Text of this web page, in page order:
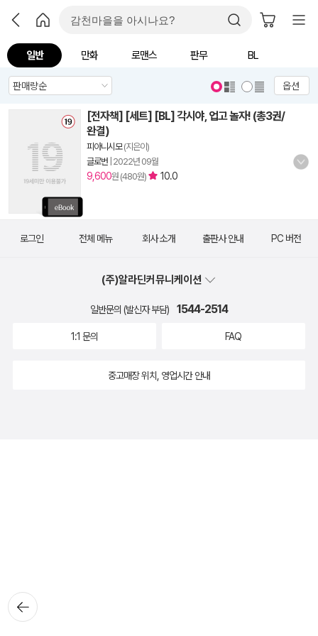
일반 만화 로맨스 판무 BL
옵션
[전자책] [세트] [BL] 각시야, 업고 놀자! (총3권/
완결)
피아니시모(지은이)
글로번 2022년 09월
9,600원 (480원) 10.0
뒤로가
기
로그인 전체 메뉴 회사 소개 출판사 안내 PC 버전
(주)알라딘커뮤니케이션
일반문의 (발신자 부담) 1544-2514
1:1 문의 FAQ
중고매장 위치, 영업시간 안내